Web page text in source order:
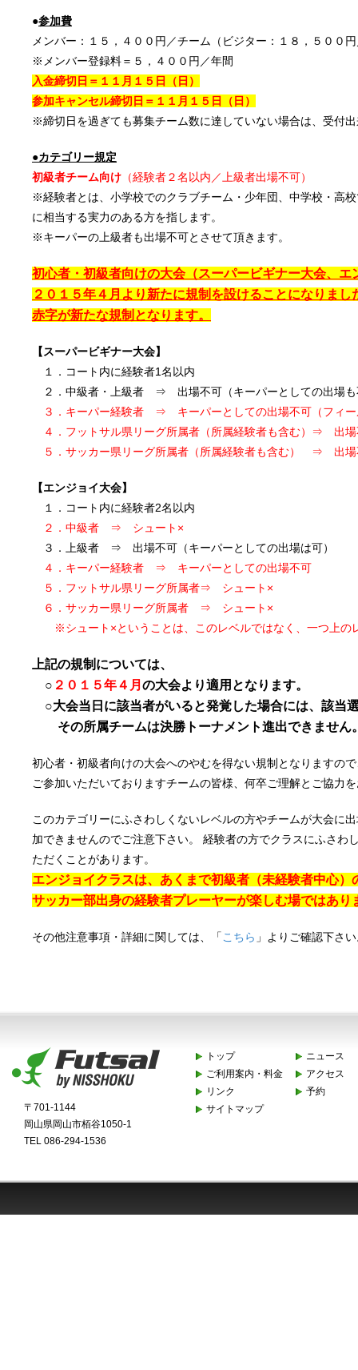
●参加費
メンバー：１５，４００円／チーム（ビジター：１８，５００
※メンバー登録料＝５，４００円／年間
入金締切日＝１１月１５日（日）
参加キャンセル締切日＝１１月１５日（日）
※締切日を過ぎても募集チーム数に達していない場合は、受付
●カテゴリー規定
初級者チーム向け （経験者２名以内／上級者出場不可）
※経験者とは、小学校でのクラブチーム・少年団、中学校・高
に相当する実力のある方を指します。
※キーパーの上級者も出場不可とさせて頂きます。
初心者・初級者向けの大会（スーパービギナー大会、エ
２０１５年４月より新たに規制を設けることになりま
赤字が新たな規制となります。
【スーパービギナー大会】
１．コート内に経験者1名以内
２．中級者・上級者 ⇒ 出場不可（キーパーとしての出場も
３．キーパー経験者 ⇒ キーパーとしての出場不可（フィー
４．フットサル県リーグ所属者（所属経験者も含む）⇒ 出場
５．サッカー県リーグ所属者（所属経験者も含む） ⇒ 出
【エンジョイ大会】
１．コート内に経験者2名以内
２．中級者 ⇒ シュート×
３．上級者 ⇒ 出場不可（キーパーとしての出場は可）
４．キーパー経験者 ⇒ キーパーとしての出場不可
５．フットサル県リーグ所属者⇒ シュート×
６．サッカー県リーグ所属者 ⇒ シュート×
※シュート×ということは、このレベルではなく、一つ上の
上記の規制については、
○ ２０１５年４月 の大会より適用となります。
○大会当日に該当者がいると発覚した場合には、該当
その所属チームは決勝トーナメント進出できません
初心者・初級者向けの大会へのやむを得ない規制となりますの
ご参加いただいておりますチームの皆様、何卒ご理解とご協力
このカテゴリーにふさわしくないレベルの方やチームが大会に
加できませんのでご注意下さい。 経験者の方でクラスにふさわ
ただくことがあります。
エンジョイクラスは、あくまで初級者（未経験者中心）
サッカー部出身の経験者プレーヤーが楽しむ場ではあり
その他注意事項・詳細に関しては、「 こちら 」よりご確認下さ
〒701-1144
岡山県岡山市栢谷1050-1
TEL 086-294-1536
トップ
ニュース
ご利用案内・料金
アクセス
リンク
予約
サイトマップ